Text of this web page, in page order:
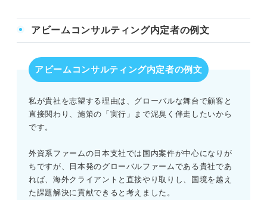
アビームコンサルティング内定者の例文
アビームコンサルティング内定者の例文
私が貴社を志望する理由は、グローバルな舞台で顧客と
直接関わり、施策の「実行」まで泥臭く伴走したいから
です。
外資系ファームの日本支社では国内案件が中心になりが
ちですが、日本発のグローバルファームである貴社であ
れば、海外クライアントと直接やり取りし、国境を越え
た課題解決に貢献できると考えました。